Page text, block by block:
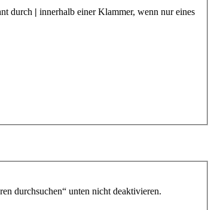
durch | innerhalb einer Klammer, wenn nur eines
durchsuchen“ unten nicht deaktivieren.